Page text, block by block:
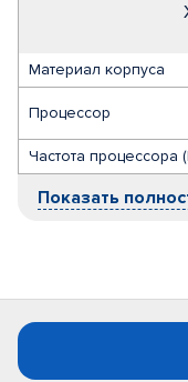
Материал корпуса
Процессор
Частота процессора
Показать